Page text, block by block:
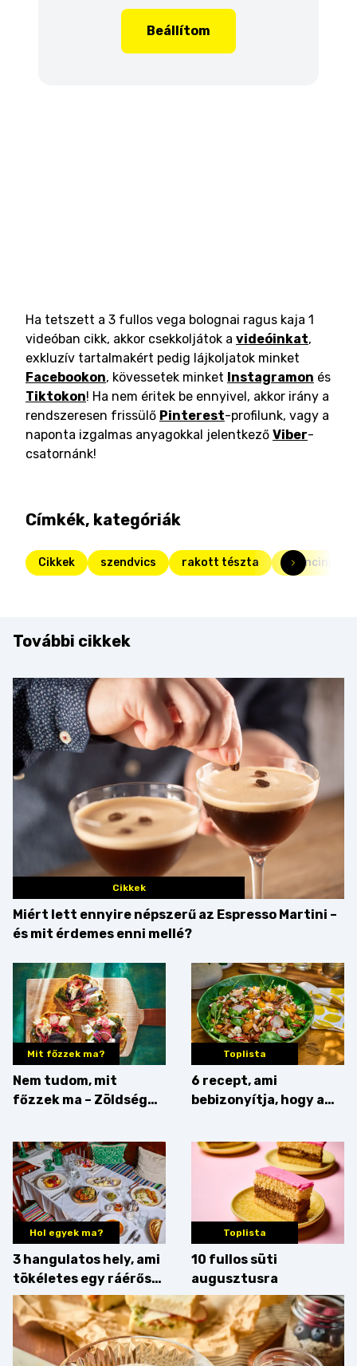
Beállítom
Ha tetszett a 3 fullos vega bolognai ragus kaja 1
videóban cikk, akkor csekkoljátok a videóinkat,
exkluzív tartalmakért pedig lájkoljatok minket
Facebookon, kövessetek minket Instagramon és
Tiktokon! Ha nem éritek be ennyivel, akkor irány a
rendszeresen frissülő Pinterest-profilunk, vagy a
naponta izgalmas anyagokkal jelentkező Viber-
csatornánk!
Címkék, kategóriák
Cikkek szendvics rakott tészta arancini
További cikkek
Cikkek
Miért lett ennyire népszerű az Espresso Martini –
és mit érdemes enni mellé?
Mit főzzek ma?
Nem tudom, mit
főzzek ma – Zöldség
Toplista
6 recept, ami
bebizonyítja, hogy a
zseniális
Hol egyek ma?
3 hangulatos hely, ami
tökéletes egy ráérős
hétvégi ebédhez
Toplista
10 fullos süti
augusztusra